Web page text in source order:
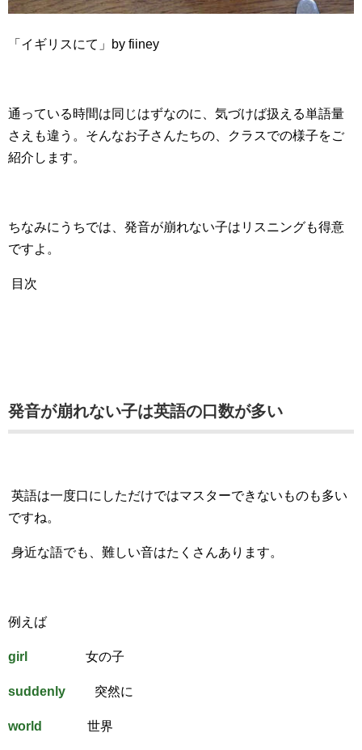
「イギリスにて」by fiiney
通っている時間は同じはずなのに、気づけば扱える単語量
さえも違う。そんなお子さんたちの、クラスでの様子をご
紹介します。
ちなみにうちでは、発音が崩れない子はリスニングも得意
ですよ。
目次
発音が崩れない子は英語の口数が多い
英語は一度口にしただけではマスターできないものも多い
ですね。
身近な語でも、難しい音はたくさんあります。
例えば
girl 女の子
suddenly 突然に
world 世界